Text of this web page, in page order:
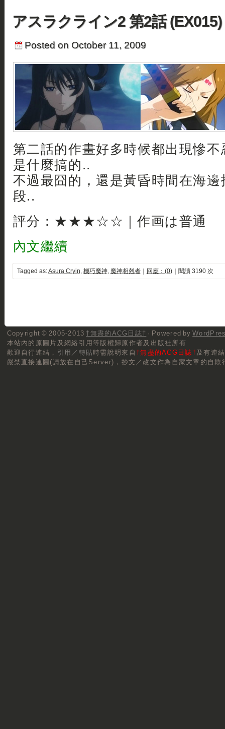
アスラクライン2 第2話 (EX015)
Posted on October 11, 2009
第二話的作畫好多時候都出現慘
是什麼搞的..
不過最囧的，還是黃昏時間在海
段..
評分：★★★☆☆｜作画は普通
內文繼續
Tagged as:Asura Cryin, 機巧魔神, 魔神相剋者｜ 回應：(0)｜閱讀 3190 次
Copyright © 2005-2013 †無盡的ACG日誌† · Powered by
本站內的原圖片及網絡引用等版權歸原作者及出版社所有
歡迎自行連結， 引用／轉貼時需說明來自 †無盡的ACG日誌†及有連
嚴禁直接連圖(請放在自己Server)，抄文／改文作為自家文章的自欺